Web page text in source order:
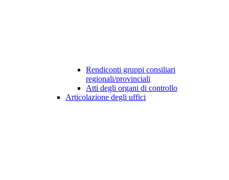
Rendiconti gruppi consiliari
regionali/provinciali
Atti degli organi di controllo
Articolazione degli uffici